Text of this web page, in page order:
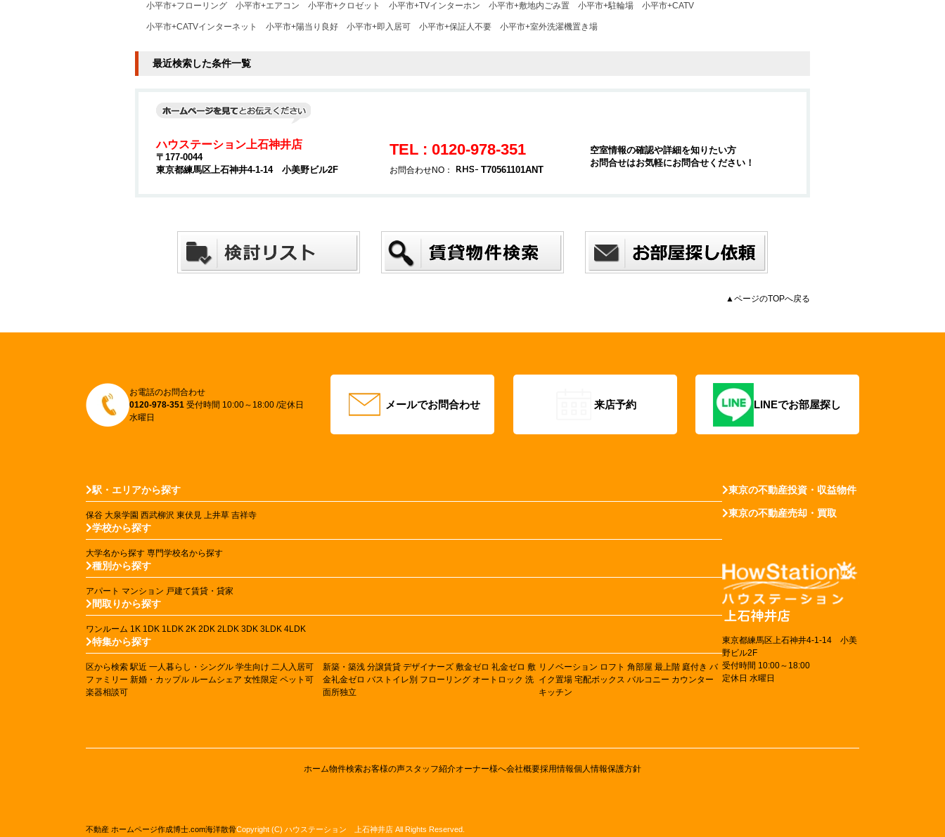
小平市+フローリング 小平市+エアコン 小平市+クロゼット 小平市+TVインターホン 小平市+敷地内ごみ置 小平市+駐輪場 小平市+CATV
小平市+CATVインターネット 小平市+陽当り良好 小平市+即入居可 小平市+保証人不要 小平市+室外洗濯機置き場
最近検索した条件一覧
ハウステーション上石神井店
〒177-0044
東京都練馬区上石神井4-1-14 小美野ビル2F
TEL : 0120-978-351
お問合わせNO： T70561101ANT
空室情報の確認や詳細を知りたい方
お問合せはお気軽にお問合せください！
▲ページのTOPへ戻る
お電話のお問合わせ
0120-978-351 受付時間 10:00～18:00 /定休日
水曜日
メールでお問合わせ 来店予約 LINEでお部屋探し
駅・エリアから探す
保谷 大泉学園 西武柳沢 東伏見 上井草 吉祥寺
学校から探す
大学名から探す 専門学校名から探す
種別から探す
アパート マンション 戸建て賃貸・貸家
間取りから探す
ワンルーム 1K 1DK 1LDK 2K 2DK 2LDK 3DK 3LDK 4LDK
特集から探す
区から検索 駅近 一人暮らし・シングル 学生向け 二人入居可
ファミリー 新婚・カップル ルームシェア 女性限定 ペット可
楽器相談可
新築・築浅 分譲賃貸 デザイナーズ 敷金ゼロ 礼金ゼロ 敷
金礼金ゼロ バストイレ別 フローリング オートロック 洗
面所独立
リノベーション ロフト 角部屋 最上階 庭付き バ
イク置場 宅配ボックス バルコニー カウンター
キッチン
東京の不動産投資・収益物件
東京の不動産売却・買取
東京都練馬区上石神井4-1-14 小美
野ビル2F
受付時間 10:00～18:00
定休日 水曜日
ホーム物件検索お客様の声スタッフ紹介オーナー様へ会社概要採用情報個人情報保護方針
不動産 ホームページ作成博士.com海洋散骨Copyright (C) ハウステーション 上石神井店 All Rights Reserved.